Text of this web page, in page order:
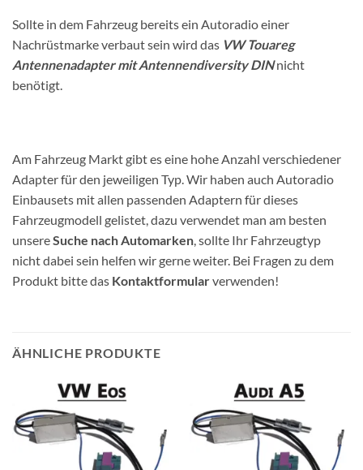
Sollte in dem Fahrzeug bereits ein Autoradio einer
Nachrüstmarke verbaut sein wird das VW Touareg
Antennenadapter mit Antennendiversity DINnicht
benötigt.
Am Fahrzeug Markt gibt es eine hohe Anzahl verschiedener
Adapter für den jeweiligen Typ. Wir haben auch Autoradio
Einbausets mit allen passenden Adaptern für dieses
Fahrzeugmodell gelistet, dazu verwendet man am besten
unsereSuche nach Automarken, sollte Ihr Fahrzeugtyp
nicht dabei sein helfen wir gerne weiter. Bei Fragen zu dem
Produkt bitte das Kontaktformularverwenden!
ÄHNLICHE PRODUKTE